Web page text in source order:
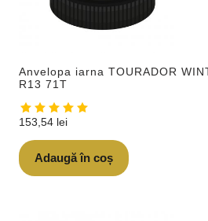
Anvelopa iarna TOURADOR
R13 71T
153,54 lei
Adaugă în coș